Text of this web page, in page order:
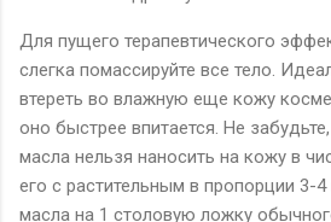
Для пущего терапевтического
слегка помассируйте все тело.
втереть во влажную еще кожу
оно быстрее впитается. Не
масла нельзя наносить на кожу в
его с растительным в пропорции 3-
масла на 1 столовую ложку